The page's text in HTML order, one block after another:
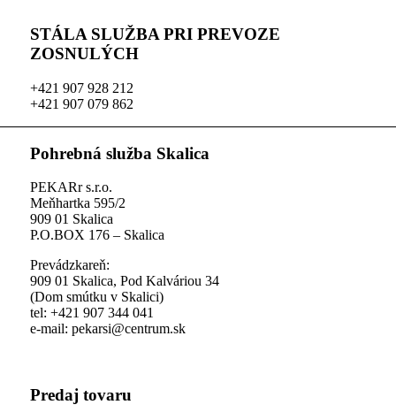
STÁLA SLUŽBA PRI PREVOZE
ZOSNULÝCH
+421 907 928 212
+421 907 079 862
Pohrebná služba Skalica
PEKARr s.r.o.
Meňhartka 595/2
909 01 Skalica
P.O.BOX 176 – Skalica
Prevádzkareň:
909 01 Skalica, Pod Kalváriou 34
(Dom smútku v Skalici)
tel: +421 907 344 041
e-mail: pekarsi@centrum.sk
Predaj tovaru